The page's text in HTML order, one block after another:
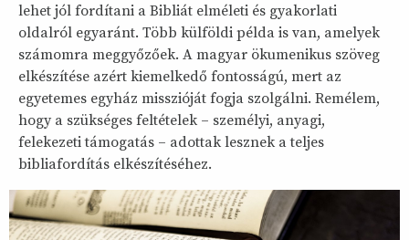
lehet jól fordítani a Bibliát elméleti és gyakorlati
oldalról egyaránt. Több külföldi példa is van, amelyek
számomra meggyőzőek. A magyar ökumenikus szöveg
elkészítése azért kiemelkedő fontosságú, mert az
egyetemes egyház misszióját fogja szolgálni. Remélem,
hogy a szükséges feltételek – személyi, anyagi,
felekezeti támogatás – adottak lesznek a teljes
bibliafordítás elkészítéséhez.